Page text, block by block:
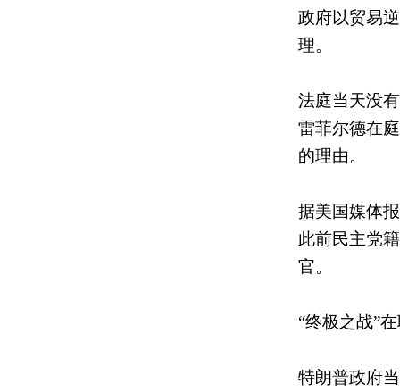
政府以贸易
理。
法庭当天没
雷菲尔德在
的理由。
据美国媒体
此前民主党
官。
“终极之战”
特朗普政府